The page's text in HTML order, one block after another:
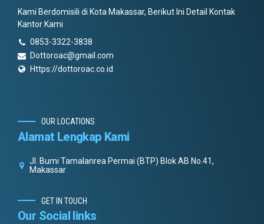
Kami Berdomisili di Kota Makassar, Berikut Ini Detail Kontak
Kantor Kami
0853-3322-3838
Dottoroac@gmail.com
Https://dottoroac.co.id
OUR LOCATIONS
Alamat Lengkap Kami
Jl. Bumi Tamalanrea Permai (BTP) Blok AB No.41,
Makassar
GET IN TOUCH
Our Social links